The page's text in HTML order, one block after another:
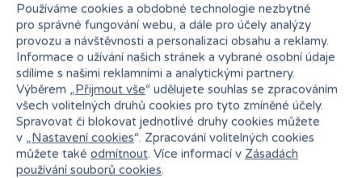
Play Doh Mini Zubař
Skladem
21 poboček
329 Kč
Klub:319 Kč
Rezervovat Do košíku
Používáme cookies a obdobné technologie nezbytné
pro správné fungování webu, a dále pro účely analýzy
provozu a návštěvnosti a personalizaci obsahu a reklamy.
Informace o užívání našich stránek a vybrané osobní údaje
sdílíme s našimi reklamními a analytickými partnery.
Výběrem „Přijmout vše“ udělujete souhlas se zpracováním
všech volitelných druhů cookies pro tyto zmíněné účely.
Spravovat či blokovat jednotlivé druhy cookies můžete
v „Nastavení cookies“. Zpracování volitelných cookies
můžete také odmítnout. Více informací v Zásadách
používání souborů cookies.